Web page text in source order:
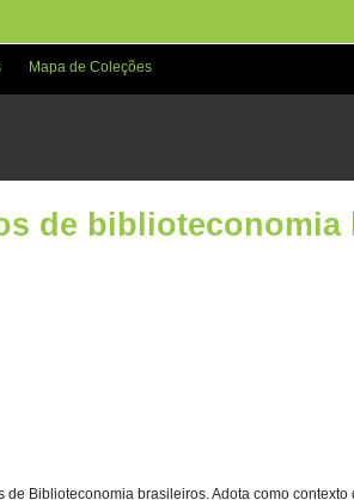
Mapa de Coleções
de biblioteconomia
Biblioteconomia brasileiros. Adota como